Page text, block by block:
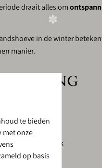
draait alles om
in de winter
manier.
vanaf het park
te bieden
met onze
op basis